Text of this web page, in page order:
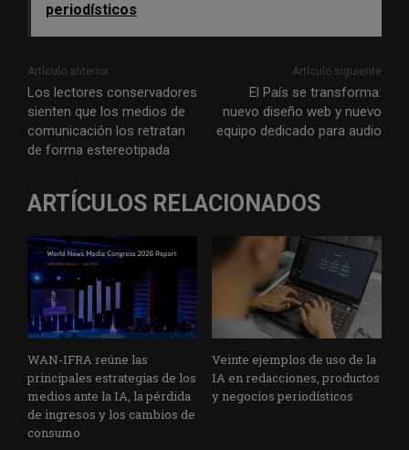
periodísticos
Artículo anterior
Los lectores conservadores
sienten que los medios de
comunicación los retratan
de forma estereotipada
Artículo siguiente
El País se transforma:
nuevo diseño web y nuevo
equipo dedicado para audio
ARTÍCULOS RELACIONADOS
WAN-IFRA reúne las
principales estrategias de los
medios ante la IA, la pérdida
de ingresos y los cambios de
consumo
Veinte ejemplos de uso de la
IA en redacciones, productos
y negocios periodísticos